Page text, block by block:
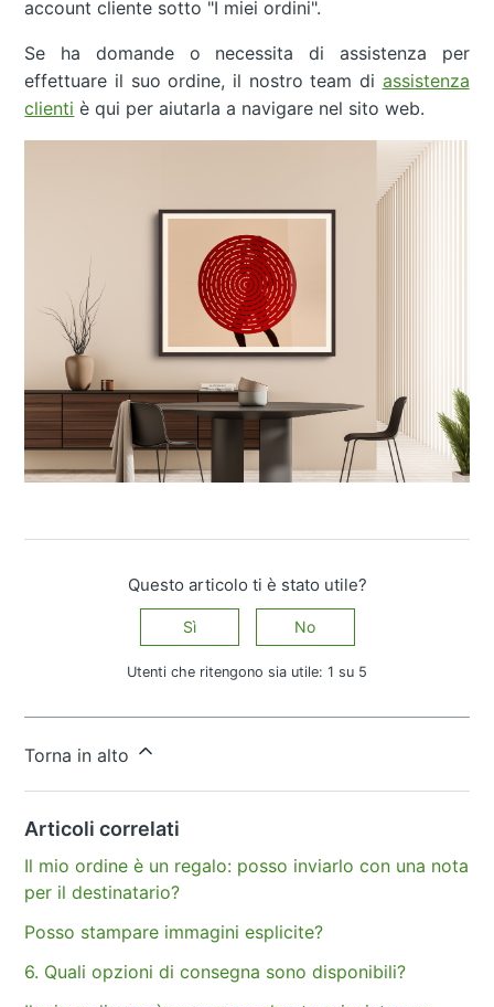
account cliente sotto "I miei ordini".
Se ha domande o necessita di assistenza per
effettuare il suo ordine, il nostro team di assistenza
clienti è qui per aiutarla a navigare nel sito web.
Questo articolo ti è stato utile?
Sì No
Utenti che ritengono sia utile: 1 su 5
Torna in alto
Articoli correlati
Il mio ordine è un regalo: posso inviarlo con una nota
per il destinatario?
Posso stampare immagini esplicite?
6. Quali opzioni di consegna sono disponibili?